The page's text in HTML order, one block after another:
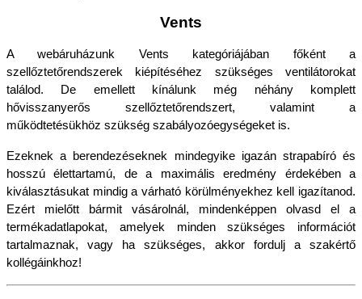
Vents
A webáruházunk Vents kategóriájában főként a
szellőztetőrendszerek kiépítéséhez szükséges ventilátorokat
találod. De emellett kínálunk még néhány komplett
hővisszanyerős szellőztetőrendszert, valamint a
működtetésükhöz szükség szabályozóegységeket is.
Ezeknek a berendezéseknek mindegyike igazán strapabíró és
hosszú élettartamú, de a maximális eredmény érdekében a
kiválasztásukat mindig a várható körülményekhez kell igazítanod.
Ezért mielőtt bármit vásárolnál, mindenképpen olvasd el a
termékadatlapokat, amelyek minden szükséges információt
tartalmaznak, vagy ha szükséges, akkor fordulj a szakértő
kollégáinkhoz!